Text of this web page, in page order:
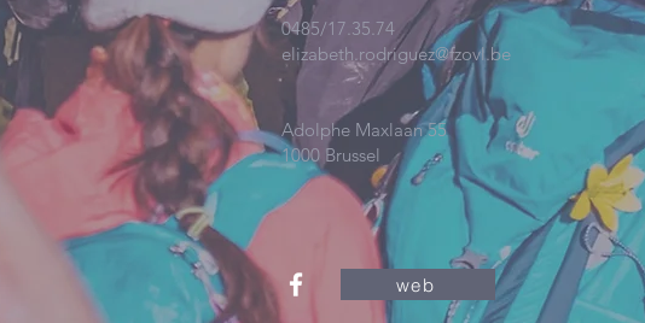
0485/17.35.74
elizabeth.rodriguez@fzovl.be
Adolphe Maxlaan 55
1000 Brussel
web